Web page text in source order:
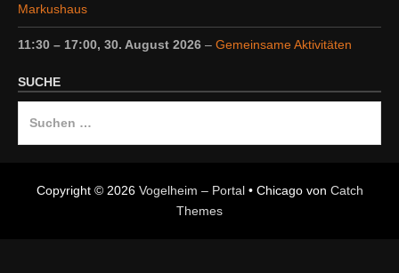
Markushaus
11:30 – 17:00, 30. August 2026 – Gemeinsame Aktivitäten
SUCHE
Copyright © 2026 Vogelheim – Portal• Chicago von Catch
Themes